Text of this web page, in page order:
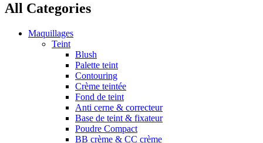
All Categories
Maquillages
Teint
Blush
Palette teint
Contouring
Crème teintée
Fond de teint
Anti cerne & correcteur
Base de teint & fixateur
Poudre Compact
BB crème & CC crème